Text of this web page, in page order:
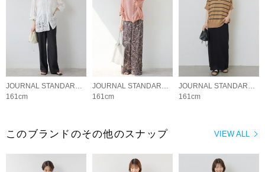
JOURNAL STANDARD relume LADYS
161cm
JOURNAL STANDARD relume LADYS
161cm
JOURNAL STANDARD relume LADYS
161cm
VIEW ALL
このブランドのその他のスナップ